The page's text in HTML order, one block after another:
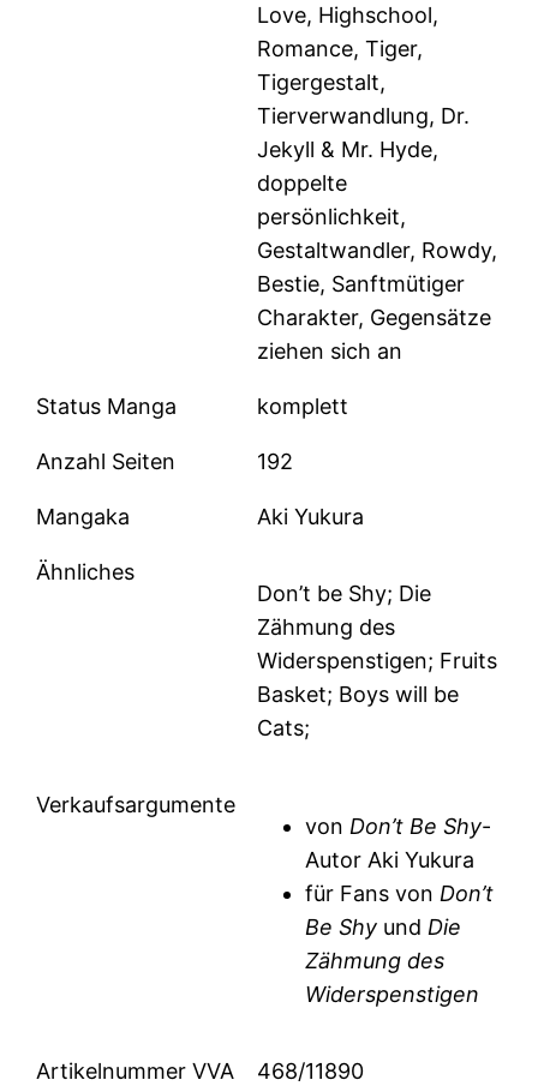
Love, Highschool,
Romance, Tiger,
Tigergestalt,
Tierverwandlung, Dr.
Jekyll & Mr. Hyde,
doppelte
persönlichkeit,
Gestaltwandler, Rowdy,
Bestie, Sanftmütiger
Charakter, Gegensätze
ziehen sich an
Status Manga komplett
Anzahl Seiten 192
Mangaka Aki Yukura
Ähnliches
Don’t be Shy; Die
Zähmung des
Widerspenstigen; Fruits
Basket; Boys will be
Cats;
Verkaufsargumente
von Don’t Be Shy-
Autor Aki Yukura
für Fans von Don’t
Be Shy und Die
Zähmung des
Widerspenstigen
Artikelnummer VVA 468/11890